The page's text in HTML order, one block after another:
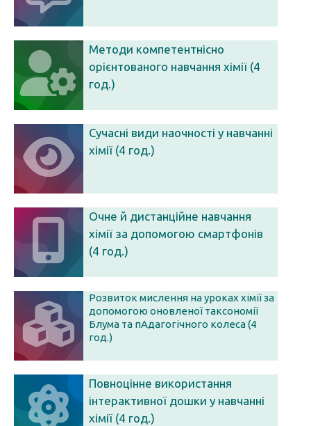
Методи компетентнісно
орієнтованого навчання хімії (4
год.)
Сучасні види наочності у навчанні
хімії (4 год.)
Очне й дистанційне навчання
хімії за допомогою смартфонів
(4 год.)
Розвиток мислення на уроках хімії за
допомогою оновленої таксономії
Блума та пАдагогічного колеса (4
год.)
Повноцінне використання
інтерактивної дошки у навчанні
хімії (4 год.)